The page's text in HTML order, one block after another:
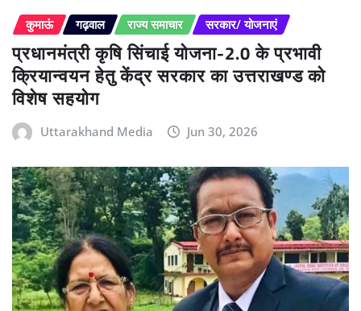
कुमाऊं गढ़वाल राज्य समाचार सरकार/ योजनाएं
प्रधानमंत्री कृषि सिंचाई योजना-2.0 के प्रभावी
क्रियान्वयन हेतु केंद्र सरकार का उत्तराखण्ड को
विशेष सहयोग
Uttarakhand Media Jun 30, 2026